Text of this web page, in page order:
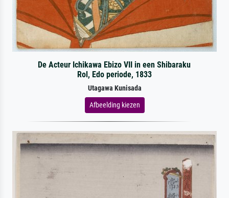
De Acteur Ichikawa Ebizo VII in een Shibaraku
Rol, Edo periode, 1833
Utagawa Kunisada
Afbeelding kiezen